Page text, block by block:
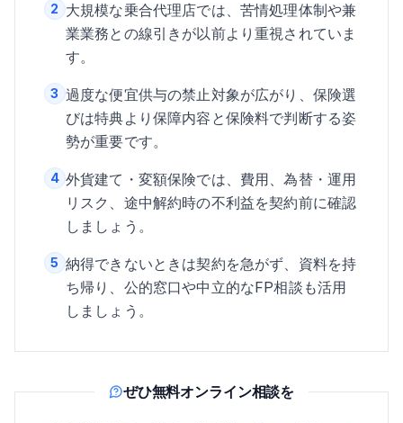
2 大規模な乗合代理店では、苦情処理体制や兼
業業務との線引きが以前より重視されていま
す。
3 過度な便宜供与の禁止対象が広がり、保険選
びは特典より保障内容と保険料で判断する姿
勢が重要です。
4 外貨建て・変額保険では、費用、為替・運用
リスク、途中解約時の不利益を契約前に確認
しましょう。
5 納得できないときは契約を急がず、資料を持
ち帰り、公的窓口や中立的なFP相談も活用
しましょう。
ぜひ無料オンライン相談を